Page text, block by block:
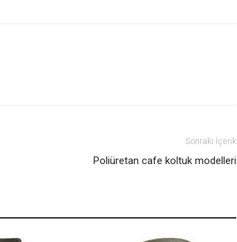
Sonraki İçerik
Poliüretan cafe koltuk modelleri